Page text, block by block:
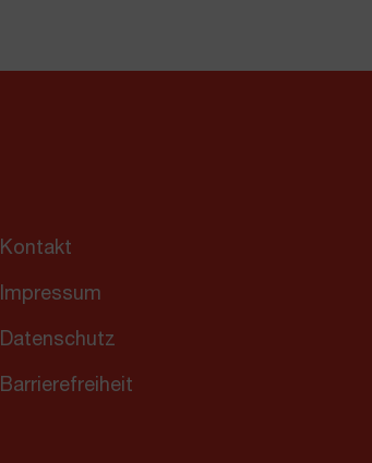
Kontakt
Impressum
Datenschutz
Barrierefreiheit